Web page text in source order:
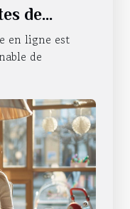
de
en ligne est
de